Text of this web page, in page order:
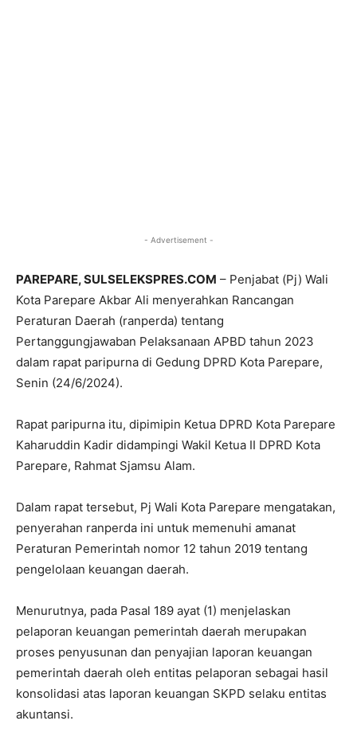
- Advertisement -
PAREPARE, SULSELEKSPRES.COM – Penjabat (Pj) Wali
Kota Parepare Akbar Ali menyerahkan Rancangan
Peraturan Daerah (ranperda) tentang
Pertanggungjawaban Pelaksanaan APBD tahun 2023
dalam rapat paripurna di Gedung DPRD Kota Parepare,
Senin (24/6/2024).
Rapat paripurna itu, dipimipin Ketua DPRD Kota Parepare
Kaharuddin Kadir didampingi Wakil Ketua II DPRD Kota
Parepare, Rahmat Sjamsu Alam.
Dalam rapat tersebut, Pj Wali Kota Parepare mengatakan,
penyerahan ranperda ini untuk memenuhi amanat
Peraturan Pemerintah nomor 12 tahun 2019 tentang
pengelolaan keuangan daerah.
Menurutnya, pada Pasal 189 ayat (1) menjelaskan
pelaporan keuangan pemerintah daerah merupakan
proses penyusunan dan penyajian laporan keuangan
pemerintah daerah oleh entitas pelaporan sebagai hasil
konsolidasi atas laporan keuangan SKPD selaku entitas
akuntansi.